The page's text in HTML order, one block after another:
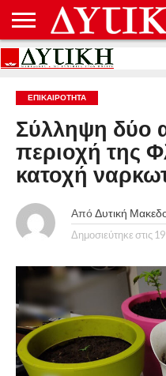
ΑΡΧΙΚΉ
ΕΠΙΚΟΙΝΩΝΊΑ
ΌΡΟΙ
ΠΡΟΣΤΑΣΊΑ
ΔΕΔΟΜΈΝΩΝ
ΕΠΙΚΑΙΡΟΤΗΤΑ
Σύλληψη δύο
περιοχή της
κατοχή
Από Δυτική
Δημοσιεύτηκε στις